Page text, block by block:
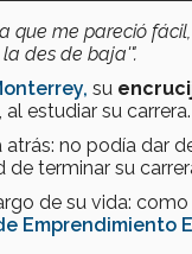
que me pareció
des de baja'".
su
estudiar su carrera.
no podía dar
terminar su
de su vida:
Emprendimiento